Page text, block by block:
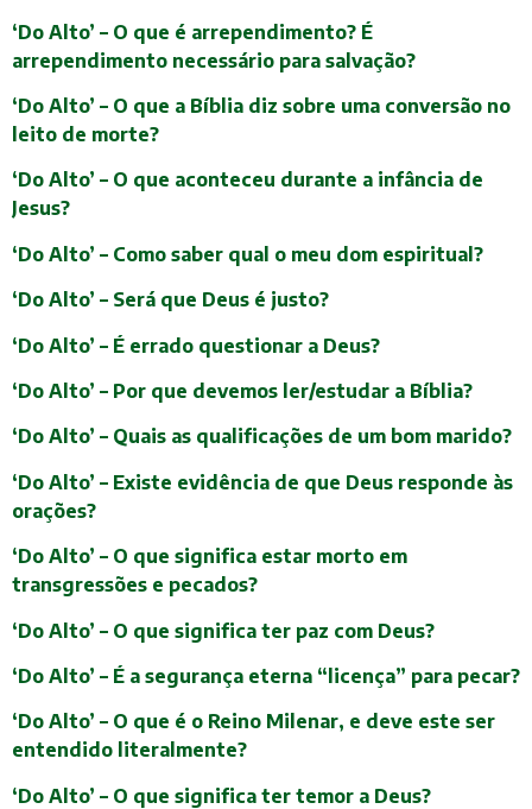
‘Do Alto’ – O que é arrependimento? É
arrependimento necessário para salvação?
‘Do Alto’ – O que a Bíblia diz sobre uma conversão no
leito de morte?
‘Do Alto’ – O que aconteceu durante a infância de
Jesus?
‘Do Alto’ – Como saber qual o meu dom espiritual?
‘Do Alto’ – Será que Deus é justo?
‘Do Alto’ – É errado questionar a Deus?
‘Do Alto’ – Por que devemos ler/estudar a Bíblia?
‘Do Alto’ – Quais as qualificações de um bom marido?
‘Do Alto’ – Existe evidência de que Deus responde às
orações?
‘Do Alto’ – O que significa estar morto em
transgressões e pecados?
‘Do Alto’ – O que significa ter paz com Deus?
‘Do Alto’ – É a segurança eterna “licença” para pecar?
‘Do Alto’ – O que é o Reino Milenar, e deve este ser
entendido literalmente?
‘Do Alto’ – O que significa ter temor a Deus?